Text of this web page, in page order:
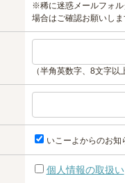
※稀に迷惑メールフォル
場合はご確認お願いしま
（半角英数字、8文字以
いこーよからのお知
個人情報の取扱い